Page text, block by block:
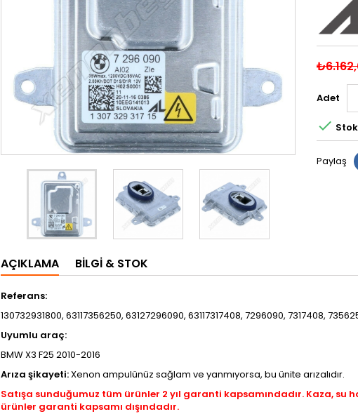
Adet

Paylaş
AÇIKLAMA BILGI & STOK
Referans:
130732931800, 63117356250, 63127296090, 63117317408, 7296090, 7317408,
Uyumlu araç:
BMW X3 F25 2010-2016
Arıza şikayeti:Xenon ampulünüz sağlam ve yanmıyorsa, bu ünite arızalıdır.
Satışa sunduğumuz tüm ürünler 2 yıl garanti kapsamındadır. Kaza, su
ürünler garanti kapsamı dışındadır.